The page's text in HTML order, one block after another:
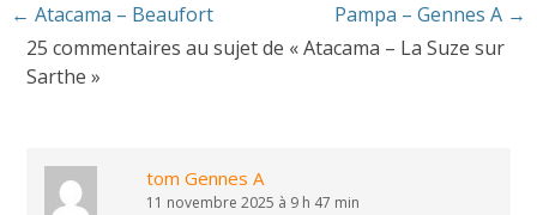
Navigation
des
articles
← Atacama – Beaufort Pampa – Gennes A →
25 commentaires au sujet de «Atacama – La Suze sur
Sarthe »
tom Gennes A
11 novembre 2025 à 9 h 47 min